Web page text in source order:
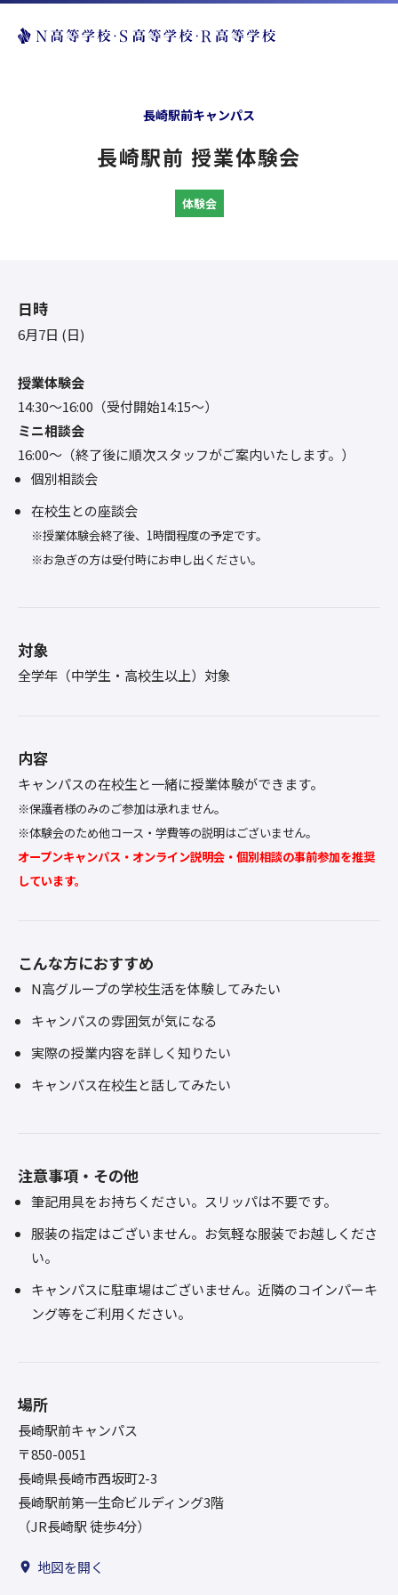
長崎駅前キャンパス
長崎駅前 授業体験会
体験会
日時
6月7日 (日)
授業体験会
14:30〜16:00（受付開始14:15～）
ミニ相談会
16:00〜（終了後に順次スタッフがご案内いたします。）
個別相談会
在校生との座談会
※授業体験会終了後、1時間程度の予定です。
※お急ぎの方は受付時にお申し出ください。
対象
全学年（中学生・高校生以上）対象
内容
キャンパスの在校生と一緒に授業体験ができます。
※保護者様のみのご参加は承れません。
※体験会のため他コース・学費等の説明はございません。
オープンキャンパス・オンライン説明会・個別相談の事前参加を推奨
しています。
こんな方におすすめ
N高グループの学校生活を体験してみたい
キャンパスの雰囲気が気になる
実際の授業内容を詳しく知りたい
キャンパス在校生と話してみたい
注意事項・その他
筆記用具をお持ちください。スリッパは不要です。
服装の指定はございません。お気軽な服装でお越しくださ
い。
キャンパスに駐車場はございません。近隣のコインパーキ
ング等をご利用ください。
場所
長崎駅前キャンパス
〒850-0051
長崎県長崎市西坂町2-3
長崎駅前第一生命ビルディング3階
（JR長崎駅 徒歩4分）
地図を開く